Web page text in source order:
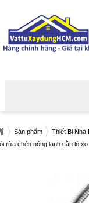
Sản phẩm Thiết Bị Nhà
rửa chén nóng lạnh cần lò